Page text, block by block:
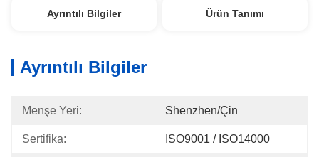
Ayrıntılı Bilgiler Ürün Tanımı
Ayrıntılı Bilgiler
Menşe Yeri: Shenzhen/Çin
Sertifika: ISO9001 / ISO14000